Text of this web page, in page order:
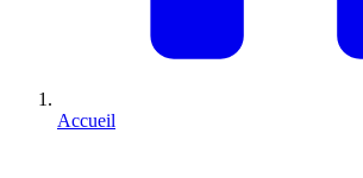
Accueil